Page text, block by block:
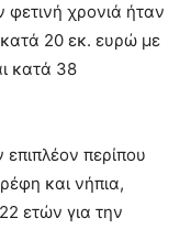
φετινή χρονιά ήταν
20 εκ. ευρώ με
κατά 38
περίπου
και νήπια,
ετών για την